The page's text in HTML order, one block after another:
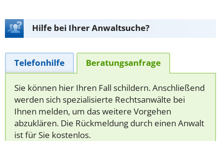
Hilfe bei Ihrer Anwaltsuche?
Telefonhilfe Beratungsanfrage
Sie können hier Ihren Fall schildern. Anschließend
werden sich spezialisierte Rechtsanwälte bei
Ihnen melden, um das weitere Vorgehen
abzuklären. Die Rückmeldung durch einen Anwalt
ist für Sie kostenlos.